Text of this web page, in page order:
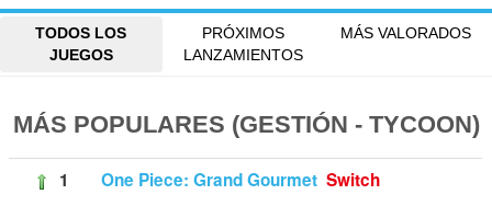
TODOS LOS
JUEGOS
PRÓXIMOS
LANZAMIENTOS
MÁS VALORADOS
MÁS POPULARES (GESTIÓN - TYCOON)
1 One Piece: Grand Gourmet Switch